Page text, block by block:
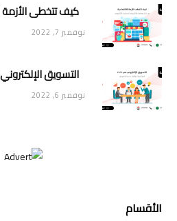
نوفمبر 7, 2022
نوفمبر 6, 2022
الأقسام